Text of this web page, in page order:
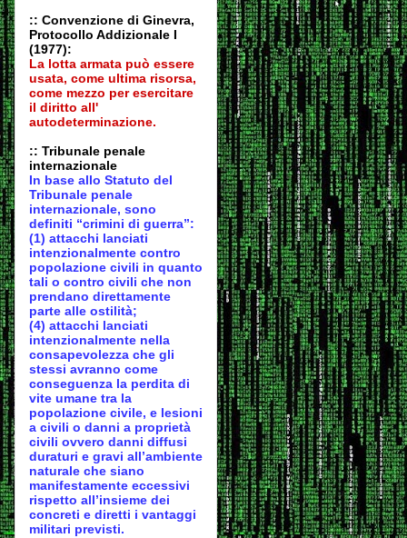
:: Convenzione di Ginevra,
Protocollo Addizionale I
(1977):
La lotta armata può essere
usata, come ultima risorsa,
come mezzo per esercitare
il diritto all'
autodeterminazione.
:: Tribunale penale
internazionale
In base allo Statuto del
Tribunale penale
internazionale, sono
definiti “crimini di guerra”:
(1) attacchi lanciati
intenzionalmente contro
popolazione civili in quanto
tali o contro civili che non
prendano direttamente
parte alle ostilità;
(4) attacchi lanciati
intenzionalmente nella
consapevolezza che gli
stessi avranno come
conseguenza la perdita di
vite umane tra la
popolazione civile, e lesioni
a civili o danni a proprietà
civili ovvero danni diffusi
duraturi e gravi all’ambiente
naturale che siano
manifestamente eccessivi
rispetto all’insieme dei
concreti e diretti i vantaggi
militari previsti.